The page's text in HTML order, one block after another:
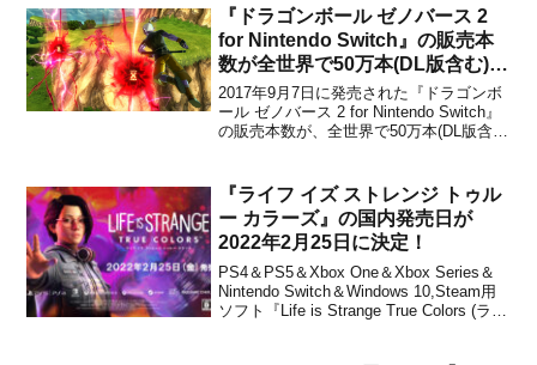
『ドラゴンボール ゼノバース 2
for Nintendo Switch』の販売本
数が全世界で50万本(DL版含む)を
突破！販売店では未だに品薄も続
く
2017年9月7日に発売された『ドラゴンボ
ール ゼノバース 2 for Nintendo Switch』
の販売本数が、全世界で50万本(DL版含
#ゼノバース2 for Nintendo #Swi...
『ライフ イズ ストレンジ トゥル
ー カラーズ』の国内発売日が
2022年2月25日に決定！
PS4＆PS5＆Xbox One＆Xbox Series＆
Nintendo Switch＆Windows 10,Steam用
ソフト『Life is Strange True Colors (ライ